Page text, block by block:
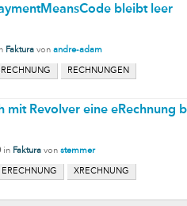
bleibt leer
Faktura von andre-adam
RECHNUNGEN
mit Revolver eine eRechnung
in Faktura von stemmer
ERECHNUNG XRECHNUNG